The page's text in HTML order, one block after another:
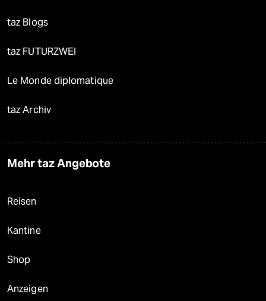
taz Blogs
taz FUTURZWEI
Le Monde diplomatique
taz Archiv
Mehr taz Angebote
Reisen
Kantine
Shop
Anzeigen